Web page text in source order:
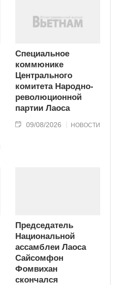
Специальное
коммюнике
Центрального
комитета Народно-
революционной
партии Лаоса
09/08/2026 НОВОСТИ
Председатель
Национальной
ассамблеи Лаоса
Сайсомфон
Фомвихан
скончался